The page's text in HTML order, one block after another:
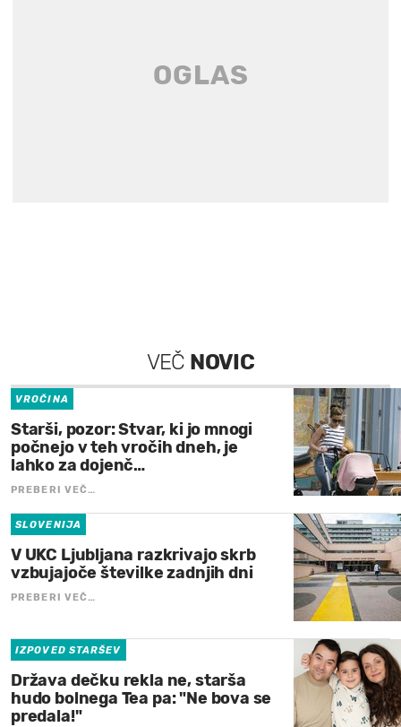
VEČ NOVIC
VROČINA
Starši, pozor: Stvar, ki jo mnogi
počnejo v teh vročih dneh, je
lahko za dojenč…
PREBERI VEČ…
SLOVENIJA
V UKC Ljubljana razkrivajo skrb
vzbujajoče številke zadnjih dni
PREBERI VEČ…
IZPOVED STARŠEV
Država dečku rekla ne, starša
hudo bolnega Tea pa: "Ne bova se
predala!"